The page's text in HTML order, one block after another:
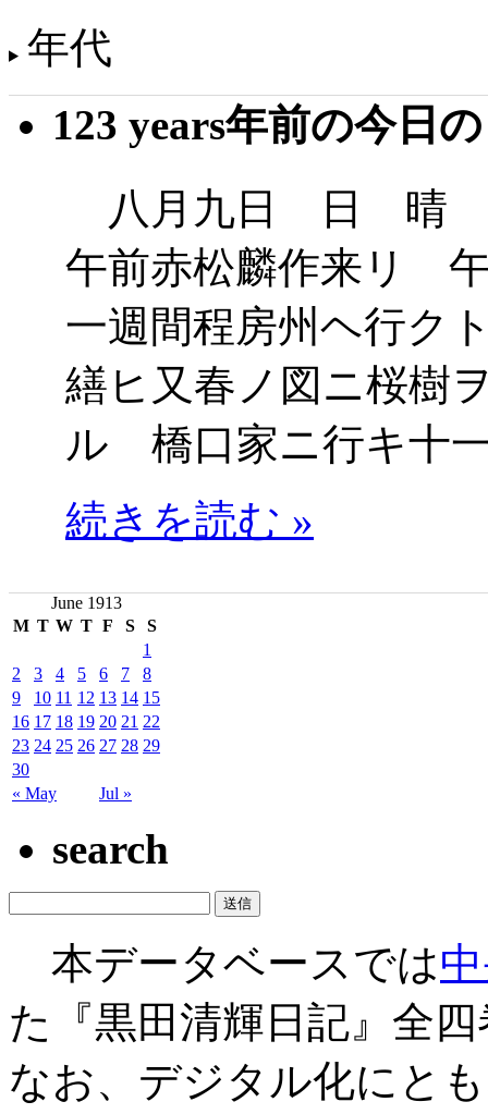
年代
123 years年前の今日
八月九日 日 晴
午前赤松麟作来リ
一週間程房州ヘ行ク
繕ヒ又春ノ図ニ桜樹
ル 橋口家ニ行キ十
続きを読む »
June 1913
M T W T F S S
« May Jul »
1
2
3 4 5 6 7
8
9
10 11 12 13 14 15
16 17 18 19 20 21 22
23 24 25 26 27 28 29
30
search
本データベースでは
た『黒田清輝日記』全
なお、デジタル化にと